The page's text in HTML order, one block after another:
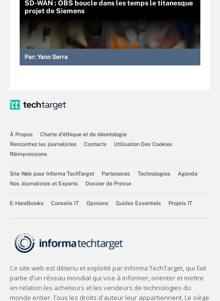
SD-WAN : OBS boucle dans les temps le titanesque
projet de Siemens
Par: Yann Serra
À Propos
Charte d’éthique et de déontologie
Rencontrez les journalistes
Contacts
Utilisation Des Cookies
Réimpressions
Site Web pour Informa TechTarget Partenaires Technologies
Agenda
Nos Journalistes et Experts
Dossier de Presse
E-Handbooks Conseils IT Opinions Guides Essentiels Projets IT